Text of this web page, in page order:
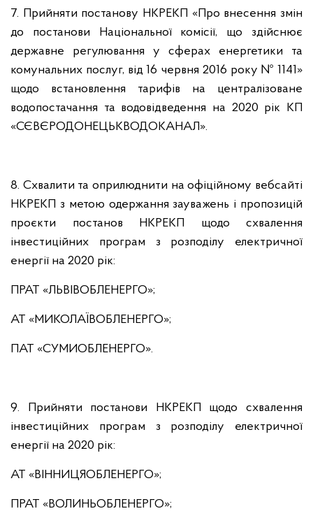
7. Прийняти постанову НКРЕКП «Про внесення змін
до постанови Національної комісії, що здійснює
державне регулювання у сферах енергетики та
комунальних послуг, від 16 червня 2016 року № 1141»
щодо встановлення тарифів на централізоване
водопостачання та водовідведення на 2020 рік КП
«СЄВЄРОДОНЕЦЬКВОДОКАНАЛ».
8. Схвалити та оприлюднити на офіційному вебсайті
НКРЕКП з метою одержання зауважень і пропозицій
проєкти постанов НКРЕКП щодо схвалення
інвестиційних програм з розподілу електричної
енергії на 2020 рік:
ПРАТ «ЛЬВІВОБЛЕНЕРГО»;
АТ «МИКОЛАЇВОБЛЕНЕРГО»;
ПАТ «СУМИОБЛЕНЕРГО».
9. Прийняти постанови НКРЕКП щодо схвалення
інвестиційних програм з розподілу електричної
енергії на 2020 рік:
АТ «ВІННИЦЯОБЛЕНЕРГО»;
ПРАТ «ВОЛИНЬОБЛЕНЕРГО»;